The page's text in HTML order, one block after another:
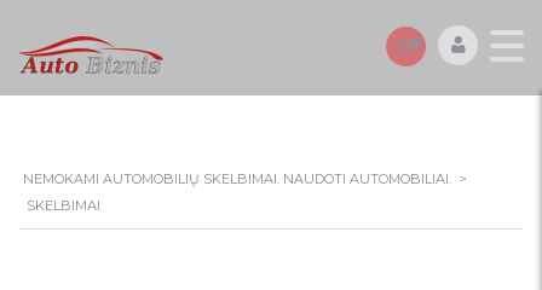
NEMOKAMI AUTOMOBILIŲ SKELBIMAI. NAUDOTI AUTOMOBILIAI. >
SKELBIMAI